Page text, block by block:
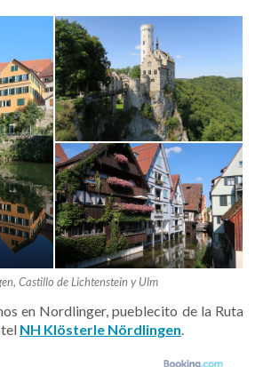
Castillo de Lichtenstein y Ulm
en Nordlinger, pueblecito de la Ruta
NH Klösterle Nördlingen.